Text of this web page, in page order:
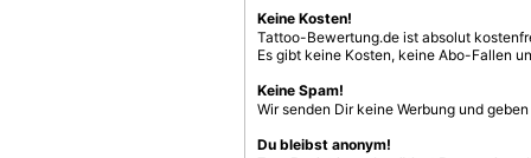
Keine Kosten!
Tattoo-Bewertung.de ist absolut
Es gibt keine Kosten, keine Abo-Fallen
Keine Spam!
Wir senden Dir keine Werbung und
Du bleibst anonym!